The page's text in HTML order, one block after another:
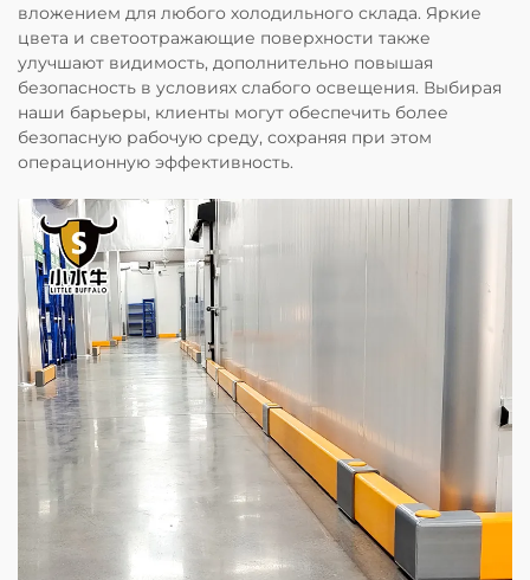
вложением для любого холодильного склада. Яркие
цвета и светоотражающие поверхности также
улучшают видимость, дополнительно повышая
безопасность в условиях слабого освещения. Выбирая
наши барьеры, клиенты могут обеспечить более
безопасную рабочую среду, сохраняя при этом
операционную эффективность.